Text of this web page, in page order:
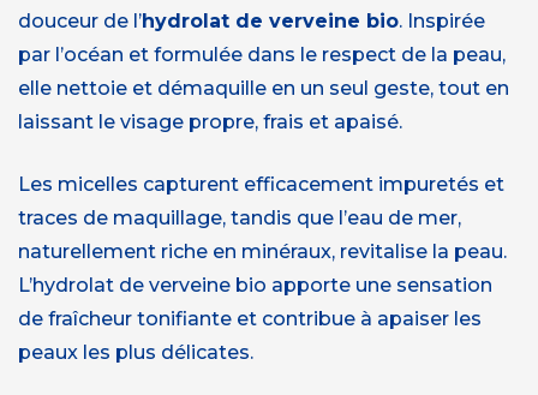
douceur de l’hydrolat de verveine bio. Inspirée
par l’océan et formulée dans le respect de la peau,
elle nettoie et démaquille en un seul geste, tout en
laissant le visage propre, frais et apaisé.
Les micelles capturent efficacement impuretés et
traces de maquillage, tandis que l’eau de mer,
naturellement riche en minéraux, revitalise la peau.
L’hydrolat de verveine bio apporte une sensation
de fraîcheur tonifiante et contribue à apaiser les
peaux les plus délicates.